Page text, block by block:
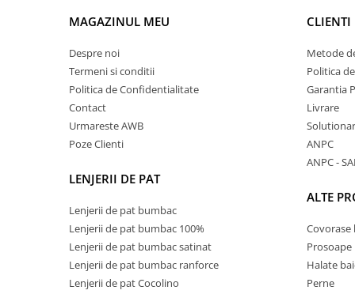
MAGAZINUL MEU
Despre noi
Termeni si conditii
Politica de Confidentialitate
Contact
Urmareste AWB
Poze Clienti
LENJERII DE PAT
Lenjerii de pat bumbac
Lenjerii de pat bumbac 100%
Lenjerii de pat bumbac satinat
Lenjerii de pat bumbac ranforce
Lenjerii de pat Cocolino
CLIENTI
Metode
Politica
Garantia
Livrare
ANPC
ANPC -
ALTE
Covorase
Halate
Perne